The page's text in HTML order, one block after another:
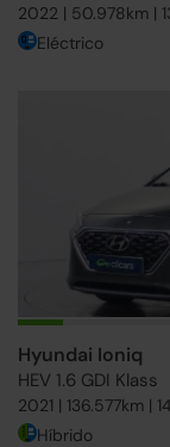
2022 | 50.978km |
Eléctrico
Hyundai Ioniq
HEV 1.6 GDI Klass
2021 | 136.577km |
Híbrido